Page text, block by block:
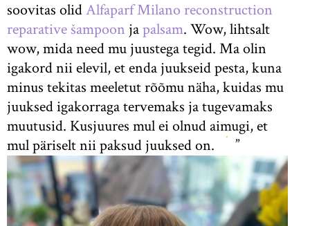
soovitas olidAlfaparf Milano reconstruction
reparative šampoon japalsam. Wow, lihtsalt
wow, mida need mu juustega tegid. Ma olin
igakord nii elevil, et enda juukseid pesta, kuna
minus tekitas meeletut rõõmu näha, kuidas mu
juuksed igakorraga tervemaks ja tugevamaks
muutusid. Kusjuures mul ei olnud aimugi, et
mul päriselt nii paksud juuksed on.
”